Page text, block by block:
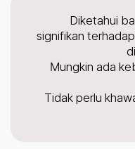
Diketahui
signifikan
Mungkin ada
Tidak perlu